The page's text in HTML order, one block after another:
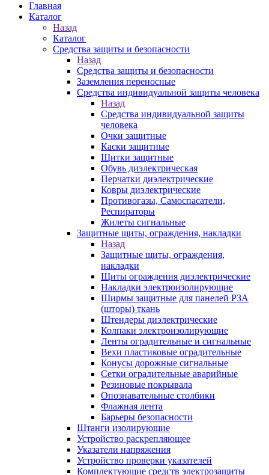
Главная
Каталог
Назад
Каталог
Средства защиты и безопасности
Назад
Средства защиты и безопасности
Заземления переносные
Средства индивидуальной защиты человека
Назад
Средства индивидуальной защиты
человека
Очки защитные
Каски защитные
Щитки защитные
Обувь диэлектрическая
Перчатки диэлектрические
Ковры диэлектрические
Противогазы, Самоспасатели,
Респираторы
Жилеты сигнальные
Защитные щиты, ограждения, накладки
Назад
Защитные щиты, ограждения,
накладки
Щиты ограждения диэлектрические
Накладки электроизолирующие
Ширмы защитные для панелей РЗА
(шторы) ткань
Штендеры диэлектрические
Колпаки электроизолирующие
Ленты оградительные и сигнальные
Вехи пластиковые оградительные
Конусы дорожные сигнальные
Сетки оградительные аварийные
Резиновые покрывала
Опознавательные столбики
Флажная лента
Барьеры безопасности
Штанги изолирующие
Устройство раскрепляющее
Указатели напряжения
Устройство проверки указателей
Комплектующие средств электрозащиты